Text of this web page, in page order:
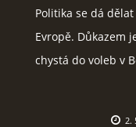
Politika se dá
Evropě. Důkazem
chystá do voleb v
2.